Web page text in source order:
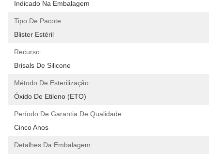
Indicado Na Embalagem
Tipo De Pacote:
Blister Estéril
Recurso:
Brisals De Silicone
Método De Esterilização:
Óxido De Etileno (ETO)
Período De Garantia De Qualidade:
Cinco Anos
Detalhes Da Embalagem: